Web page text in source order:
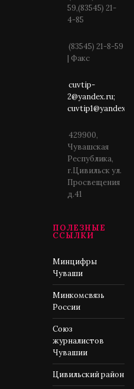
59,(83545) 21-
4-85
(83545) 21-8-59
| Факс
cuvtip-
2@yandex.ru;
cuvtip1@yandex.ru
429900,
Чувашская
Республика,
г.Цивильск ул.
Просвещения
д.41
ПОЛЕЗНЫЕ
ССЫЛКИ
Минцифры
Чуваши
Минкомсвязь
России
Союз
журналистов
Чувашии
Цивильский район